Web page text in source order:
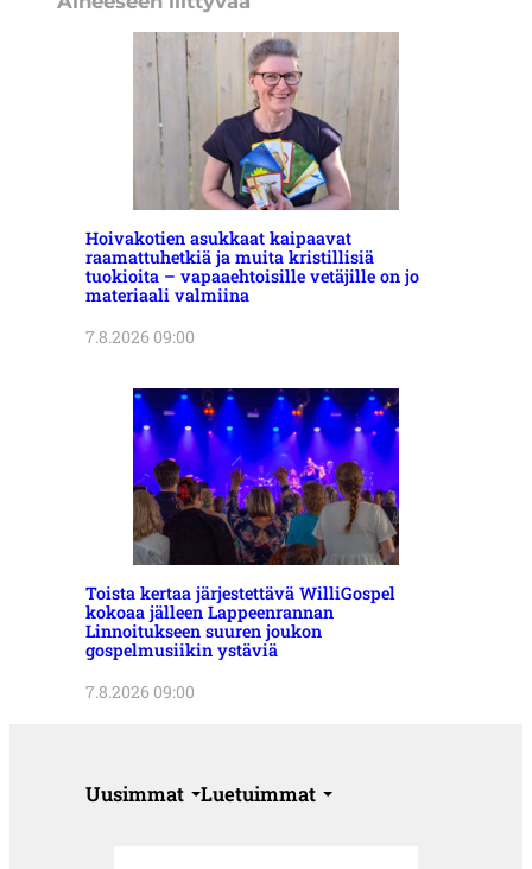
Hoivakotien asukkaat kaipaavat
raamattuhetkiä ja muita kristillisiä
tuokioita – vapaaehtoisille vetäjille on jo
materiaali valmiina
7.8.2026 09:00
Toista kertaa järjestettävä WilliGospel
kokoaa jälleen Lappeenrannan
Linnoitukseen suuren joukon
gospelmusiikin ystäviä
7.8.2026 09:00
Uusimmat Luetuimmat